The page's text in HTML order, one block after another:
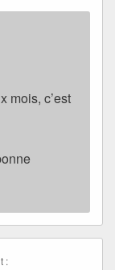
mois, c’est
: